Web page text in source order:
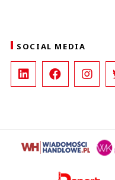
SOCIAL MEDIA